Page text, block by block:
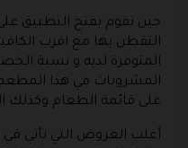
حين تقوم بفتح التطبيق
التقطن بها مع اقرب
المتوفرة لديه و نسبة
المشروبات في هذا المطعم
على قائمة الطعام وكذلك
أغلب العروض التي تأتي في